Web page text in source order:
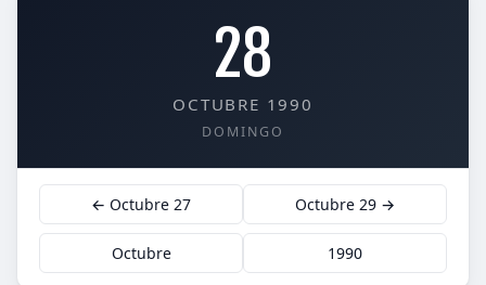
28
OCTUBRE 1990
DOMINGO
← Octubre 27 Octubre 29 →
Octubre 1990